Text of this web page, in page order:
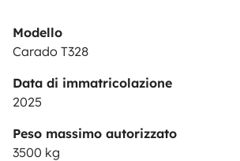
Modello
Carado T328
Data di immatricolazione
2025
Peso massimo autorizzato
3500 kg